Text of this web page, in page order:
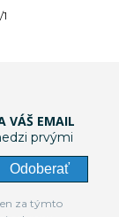
/1
VÁŠ EMAIL
prvými
Odoberať
za týmto